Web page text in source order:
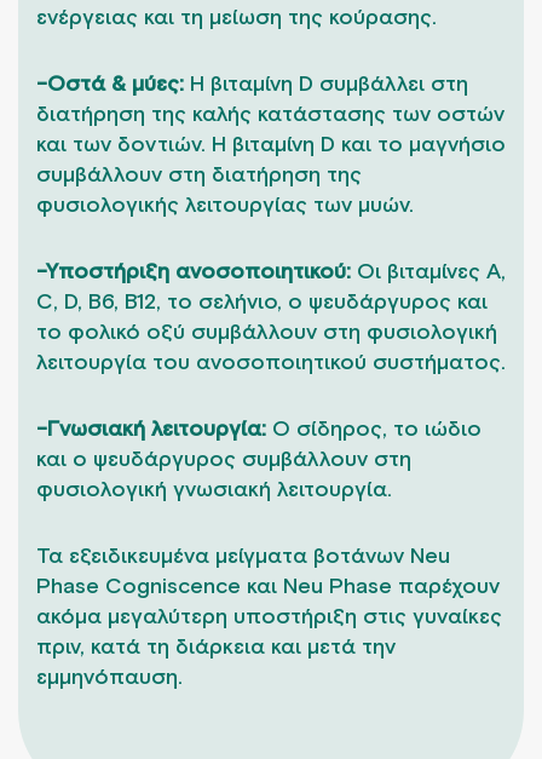
ενέργειας και τη μείωση της κούρασης.
-Οστά & μύες: Η βιταμίνη D συμβάλλει στη
διατήρηση της καλής κατάστασης των οστών
και των δοντιών. Η βιταμίνη D και το μαγνήσιο
συμβάλλουν στη διατήρηση της
φυσιολογικής λειτουργίας των μυών.
-Υποστήριξη ανοσοποιητικού: Οι βιταμίνες A,
C, D, B6, B12, το σελήνιο, ο ψευδάργυρος και
το φολικό οξύ συμβάλλουν στη φυσιολογική
λειτουργία του ανοσοποιητικού συστήματος.
-Γνωσιακή λειτουργία: Ο σίδηρος, το ιώδιο
και ο ψευδάργυρος συμβάλλουν στη
φυσιολογική γνωσιακή λειτουργία.
Τα εξειδικευμένα μείγματα βοτάνων Neu
Phase Cogniscence και Neu Phase παρέχουν
ακόμα μεγαλύτερη υποστήριξη στις γυναίκες
πριν, κατά τη διάρκεια και μετά την
εμμηνόπαυση.